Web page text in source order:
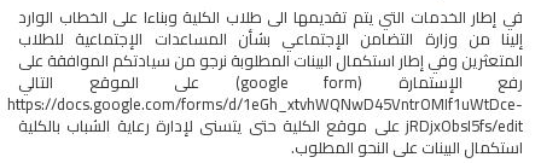
في إطار الخدمات التي يتم تقديمها الى طلاب الكلية وبناءا على الخطاب الوارد
إلينا من وزارة التضامن الإجتماعي بشأن المساعدات الإجتماعية للطلاب
المتعثرين وفي إطار استكمال البينات المطلوبة نرجو من سيادتكم الموافقة على
رفع الإستمارة (google form) على الموقع التالي
https://docs.google.com/forms/d/1eGh_xtvhWQNwD45VntrOMIf1uWtDce-
jRDjxObsI5fs/edit على موقع الكلية حتى يتسنى لإدارة رعاية الشباب بالكلية
استكمال البينات على النحو المطلوب.